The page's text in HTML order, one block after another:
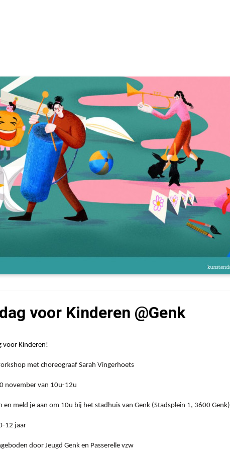
voor Kinderen @Genk
voor Kinderen!
met choreograaf Sarah Vingerhoets
november van 10u-12u
en meld je aan om 10u bij het stadhuis van Genk (Stadsplein 1, 3600 Genk)
12 jaar
door Jeugd Genk en Passerelle vzw